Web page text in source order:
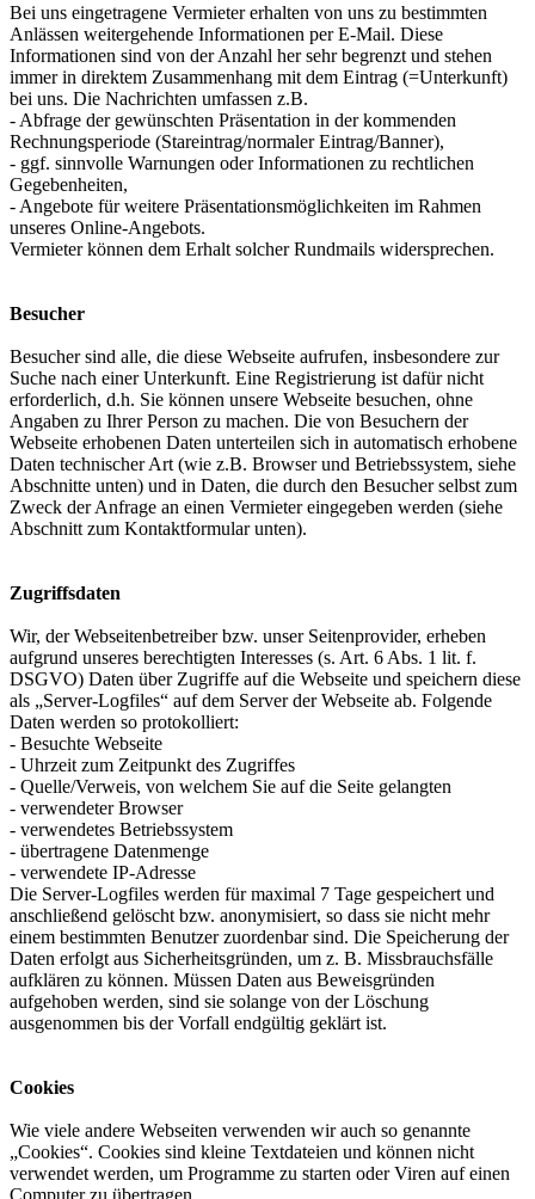
Bei uns eingetragene Vermieter erhalten von uns zu bestimmten
Anlässen weitergehende Informationen per E-Mail. Diese
Informationen sind von der Anzahl her sehr begrenzt und stehen
immer in direktem Zusammenhang mit dem Eintrag (=Unterkunft)
bei uns. Die Nachrichten umfassen z.B.
- Abfrage der gewünschten Präsentation in der kommenden
Rechnungsperiode (Stareintrag/normaler Eintrag/Banner),
- ggf. sinnvolle Warnungen oder Informationen zu rechtlichen
Gegebenheiten,
- Angebote für weitere Präsentationsmöglichkeiten im Rahmen
unseres Online-Angebots.
Vermieter können dem Erhalt solcher Rundmails widersprechen.
Besucher
Besucher sind alle, die diese Webseite aufrufen, insbesondere zur
Suche nach einer Unterkunft. Eine Registrierung ist dafür nicht
erforderlich, d.h. Sie können unsere Webseite besuchen, ohne
Angaben zu Ihrer Person zu machen. Die von Besuchern der
Webseite erhobenen Daten unterteilen sich in automatisch erhobene
Daten technischer Art (wie z.B. Browser und Betriebssystem, siehe
Abschnitte unten) und in Daten, die durch den Besucher selbst zum
Zweck der Anfrage an einen Vermieter eingegeben werden (siehe
Abschnitt zum Kontaktformular unten).
Zugriffsdaten
Wir, der Webseitenbetreiber bzw. unser Seitenprovider, erheben
aufgrund unseres berechtigten Interesses (s. Art. 6 Abs. 1 lit. f.
DSGVO) Daten über Zugriffe auf die Webseite und speichern diese
als „Server-Logfiles“ auf dem Server der Webseite ab. Folgende
Daten werden so protokolliert:
- Besuchte Webseite
- Uhrzeit zum Zeitpunkt des Zugriffes
- Quelle/Verweis, von welchem Sie auf die Seite gelangten
- verwendeter Browser
- verwendetes Betriebssystem
- übertragene Datenmenge
- verwendete IP-Adresse
Die Server-Logfiles werden für maximal 7 Tage gespeichert und
anschließend gelöscht bzw. anonymisiert, so dass sie nicht mehr
einem bestimmten Benutzer zuordenbar sind. Die Speicherung der
Daten erfolgt aus Sicherheitsgründen, um z. B. Missbrauchsfälle
aufklären zu können. Müssen Daten aus Beweisgründen
aufgehoben werden, sind sie solange von der Löschung
ausgenommen bis der Vorfall endgültig geklärt ist.
Cookies
Wie viele andere Webseiten verwenden wir auch so genannte
„Cookies“. Cookies sind kleine Textdateien und können nicht
verwendet werden, um Programme zu starten oder Viren auf einen
Computer zu übertragen.